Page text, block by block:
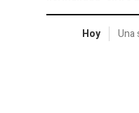
Hoy Una